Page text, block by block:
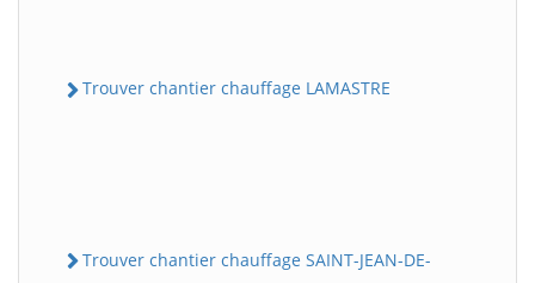
Trouver chantier chauffage LAMASTRE
Trouver chantier chauffage SAINT-JEAN-DE-